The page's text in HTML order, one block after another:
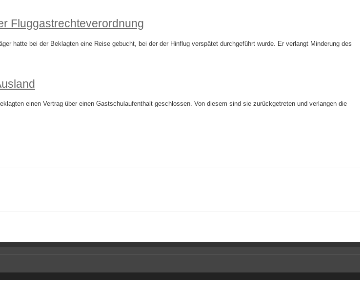
Fluggastrechteverordnung
hatte bei der Beklagten eine Reise gebucht, bei der der Hinflug verspätet durchgeführt wurde. Er verlangt Minderung des
einen Vertrag über einen Gastschulaufenthalt geschlossen. Von diesem sind sie zurückgetreten und verlangen die